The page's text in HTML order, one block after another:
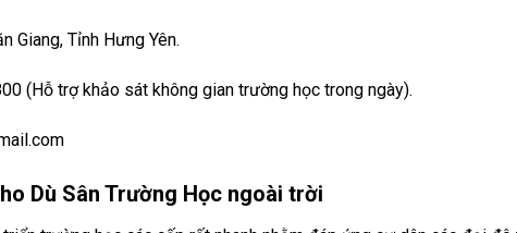
Giang, Tỉnh Hưng Yên.
(Hỗ trợ khảo sát không gian trường học trong ngày).
Dù Sân Trường Học ngoài trời